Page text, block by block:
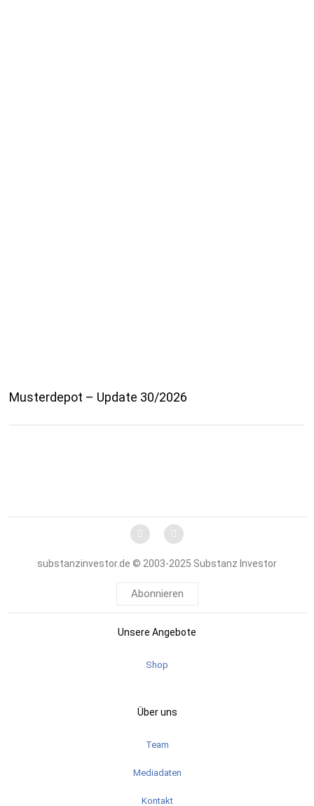
Musterdepot – Update 30/2026
substanzinvestor.de © 2003-2025 Substanz Investor
Abonnieren
Unsere Angebote
Shop
Über uns
Team
Mediadaten
Kontakt